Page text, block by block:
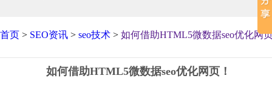
首页 > SEO资讯 > seo技术 > 如何借助HTML5微数据seo优化网
如何借助HTML5微数据seo优化网页！